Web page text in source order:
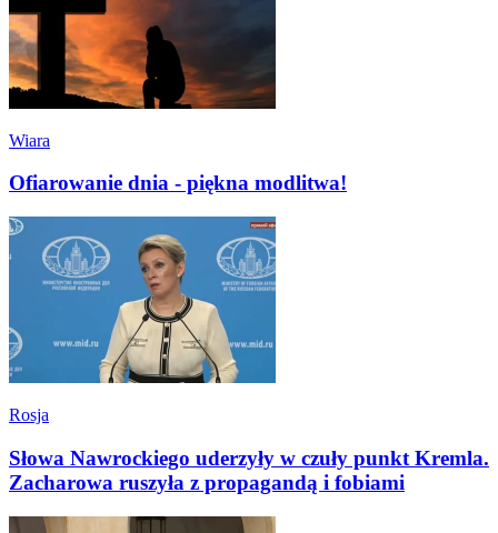
Wiara
Ofiarowanie dnia - piękna modlitwa!
Rosja
Słowa Nawrockiego uderzyły w czuły punkt Kremla.
Zacharowa ruszyła z propagandą i fobiami